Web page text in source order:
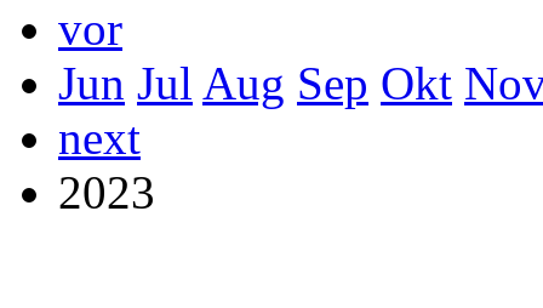
vor
Jun Jul Aug Sep Okt
next
2023